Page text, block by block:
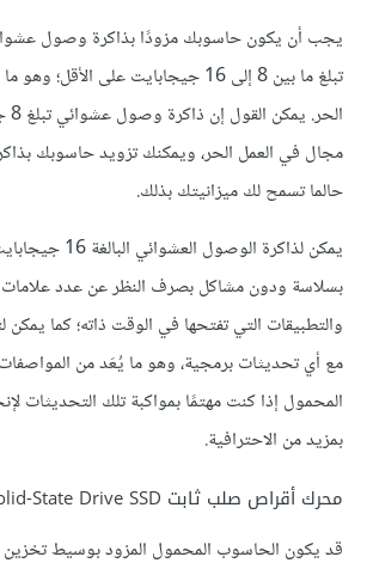
يجب أن يكون حاسوبك مزودًا بذاكرة وصول
تبلغ ما بين 8 إلى 16 جيجابايت على
حالما تسمح لك ميزانيتك بذلك.
يمكن لذاكرة الوصول
بسلاسة ودون مشاكل بصرف النظر عن عدد
والتطبيقات التي تفتحها في الوقت ذاته؛ كما يمكن
مع أي تحديثات برمجية، وهو ما يُعَد من
المحمول إذا كنت مهتمًا بمواكبة تلك التحديثات
بمزيد من الاحترافية.
محرك أقراص صلب ثابت Solid-State Drive SSD